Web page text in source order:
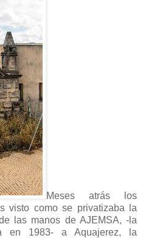
Meses atrás los
visto como se privatizaba la
las manos de AJEMSA, -la
en 1983- a Aquajerez, la